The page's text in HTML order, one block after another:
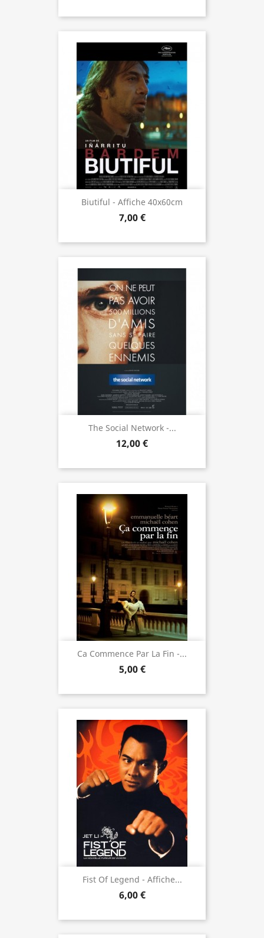
Biutiful - Affiche 40x60cm
7,00 €
The Social Network -...
12,00 €
Ca Commence Par La Fin -...
5,00 €
Fist Of Legend - Affiche...
6,00 €